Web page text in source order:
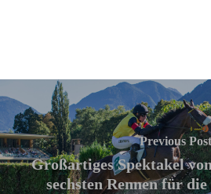
Previous Post
Großartiges Spektakel
sechsten Rennen für